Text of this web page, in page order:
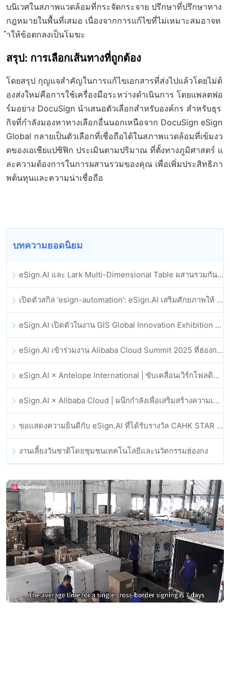
บนิเวศในสภาพแวดล้อมที่กระจัดกระจาย ปรึกษาที่ปรึกษาทาง
กฎหมายในพื้นที่เสมอ เนื่องจากการแก้ไขที่ไม่เหมาะสมอาจท
ำให้ข้อตกลงเป็นโมฆะ
สรุป: การเลือกเส้นทางที่ถูกต้อง
โดยสรุป กุญแจสำคัญในการแก้ไขเอกสารที่ส่งไปแล้วโดยไม่ต้
องส่งใหม่คือการใช้เครื่องมือระหว่างดำเนินการ โดยแพลตฟอ
ร์มอย่าง DocuSign นำเสนอตัวเลือกสำหรับองค์กร สำหรับธุร
กิจที่กำลังมองหาทางเลือกอื่นนอกเหนือจาก DocuSign eSign
Global กลายเป็นตัวเลือกที่เชื่อถือได้ในสภาพแวดล้อมที่เข้มงว
ดของเอเชียแปซิฟิก ประเมินตามปริมาณ ที่ตั้งทางภูมิศาสตร์ แ
ละความต้องการในการผสานรวมของคุณ เพื่อเพิ่มประสิทธิภา
พต้นทุนและความน่าเชื่อถือ
บทความยอดนิยม
eSign.AI และ Lark Multi-Dimensional Table ผสานรวมกันอย่างเป็นทางการ: การลงนามและการเก็บถาวรสัญญาอิเล็กทรอนิกส์แบบอัตโนมัติเต็มรูปแบบ
เปิดตัวสกิล 'esign-automation': eSign.AI เสริมศักยภาพให้ OpenClaw ด้วยลายเซ็นอิเล็กทรอนิกส์อัตโนมัติ
eSign.AI เปิดตัวในงาน GIS Global Innovation Exhibition 2025
eSign.AI เข้าร่วมงาน Alibaba Cloud Summit 2025 ที่ฮ่องกง เพื่อขับเคลื่อนนวัตกรรมคลาวด์ที่ขับเคลื่อนด้วย AI และความเชื่อมั่นทางดิจิทัล
eSign.AI × Antelope International | ขับเคลื่อนเวิร์กโฟลดิจิทัลที่ปลอดภัยและขับเคลื่อนด้วย AI
eSign.AI × Alibaba Cloud | ผนึกกำลังเพื่อเสริมสร้างความเชื่อมั่นดิจิทัลระดับโลกสำหรับฟินเทค
ขอแสดงความยินดีกับ eSign.AI ที่ได้รับรางวัล CAHK STAR Award 2025
งานเลี้ยงวันชาติโดยชุมชนเทคโนโลยีและนวัตกรรมฮ่องกง